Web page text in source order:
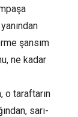
şansım
ne kadar
o taraftarın
sarı-